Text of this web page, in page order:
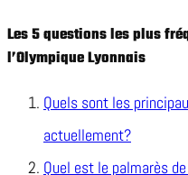
Les 5 questions les plus
l’Olympique Lyonnais
Quels sont les
actuellement?
Quel est le palmarès